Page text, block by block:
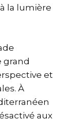
la lumière
grand
et
À
aux